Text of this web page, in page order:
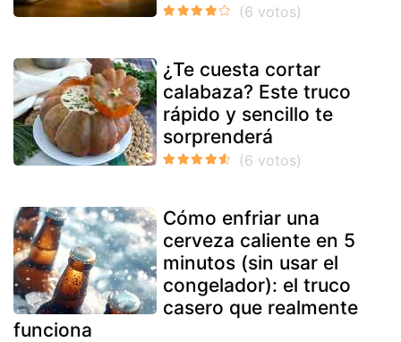
¿Te cuesta cortar
calabaza? Este truco
rápido y sencillo te
sorprenderá
Cómo enfriar una
cerveza caliente en 5
minutos (sin usar el
congelador): el truco
casero que realmente
funciona